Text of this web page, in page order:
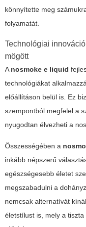
könnyítette meg
folyamatát.
Technológiai
mögött
A nosmoke e liquid
technológiákat
előállításon belül is. Ez
szempontból megfelel a
nyugodtan élvezheti a
Összességében a
inkább népszerű
egészségesebb életet
megszabadulni a
nemcsak alternatívát
életstílust is, mely a